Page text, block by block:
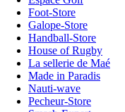
Foot-Store
Galope-Store
Handball-Store
House of Rugby
La sellerie de Maé
Made in Paradis
Nauti-wave
Pecheur-Store